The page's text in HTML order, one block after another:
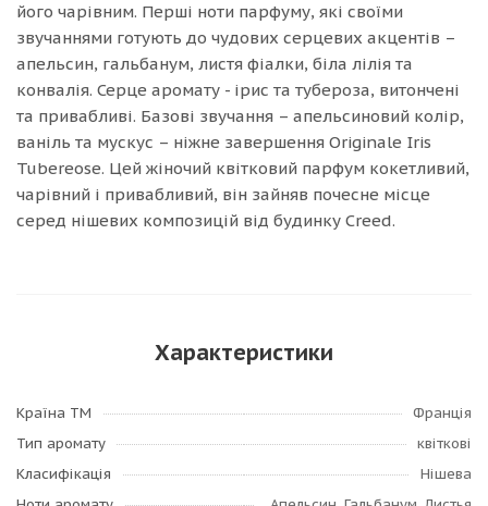
його чарівним. Перші ноти парфуму, які своїми
звучаннями готують до чудових серцевих акцентів –
апельсин, гальбанум, листя фіалки, біла лілія та
конвалія. Серце аромату - ірис та тубероза, витончені
та привабливі. Базові звучання – апельсиновий колір,
ваніль та мускус – ніжне завершення Originale Iris
Tubereose. Цей жіночий квітковий парфум кокетливий,
чарівний і привабливий, він зайняв почесне місце
серед нішевих композицій від будинку Creed.
Характеристики
Країна ТМ
Франція
Тип аромату
квіткові
Класифікація
Нішева